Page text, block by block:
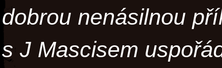
dobrou nenásilnou
s J Mascisem